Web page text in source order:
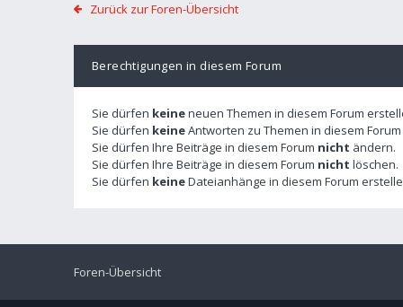
Zurück zur Foren-Übersicht
Berechtigungen in diesem Forum
Sie dürfen keineneuen Themen in diesem Forum
Sie dürfen keineAntworten zu Themen in diesem
Sie dürfen Ihre Beiträge in diesem Forum nicht ändern.
Sie dürfen Ihre Beiträge in diesem Forum nicht löschen.
Sie dürfen keineDateianhänge in diesem Forum
Foren-Übersicht